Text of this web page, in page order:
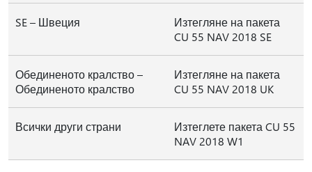
SE – Швеция
Изтегляне на пакета
CU 55 NAV 2018 SE
Обединеното кралство –
Обединеното кралство
Изтегляне на пакета
CU 55 NAV 2018 UK
Всички други страни
Изтеглете пакета CU 55
NAV 2018 W1